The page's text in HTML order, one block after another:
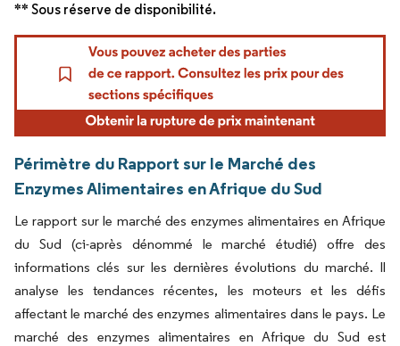
** Sous réserve de disponibilité.
Périmètre du Rapport sur le Marché des
Enzymes Alimentaires en Afrique du Sud
Le rapport sur le marché des enzymes alimentaires en Afrique
du Sud (ci-après dénommé le marché étudié) offre des
informations clés sur les dernières évolutions du marché. Il
analyse les tendances récentes, les moteurs et les défis
affectant le marché des enzymes alimentaires dans le pays. Le
marché des enzymes alimentaires en Afrique du Sud est